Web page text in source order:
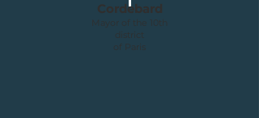
Cordebard
Mayor of the 10th
district
of Paris